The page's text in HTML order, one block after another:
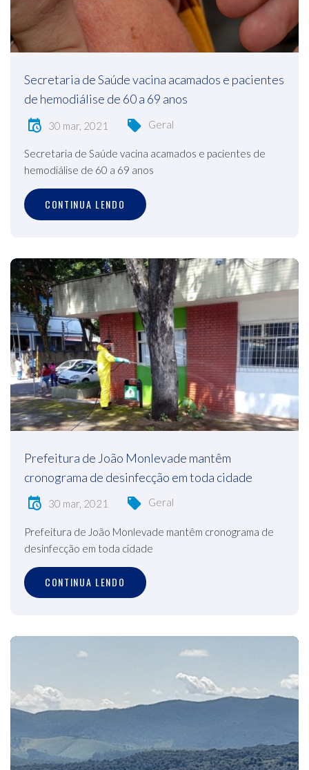
Secretaria de Saúde vacina acamados e pacientes
de hemodiálise de 60 a 69 anos
30 mar, 2021 Geral
Secretaria de Saúde vacina acamados e pacientes de
hemodiálise de 60 a 69 anos
CONTINUA LENDO
Prefeitura de João Monlevade mantêm
cronograma de desinfecção em toda cidade
30 mar, 2021 Geral
Prefeitura de João Monlevade mantêm cronograma de
desinfecção em toda cidade
CONTINUA LENDO